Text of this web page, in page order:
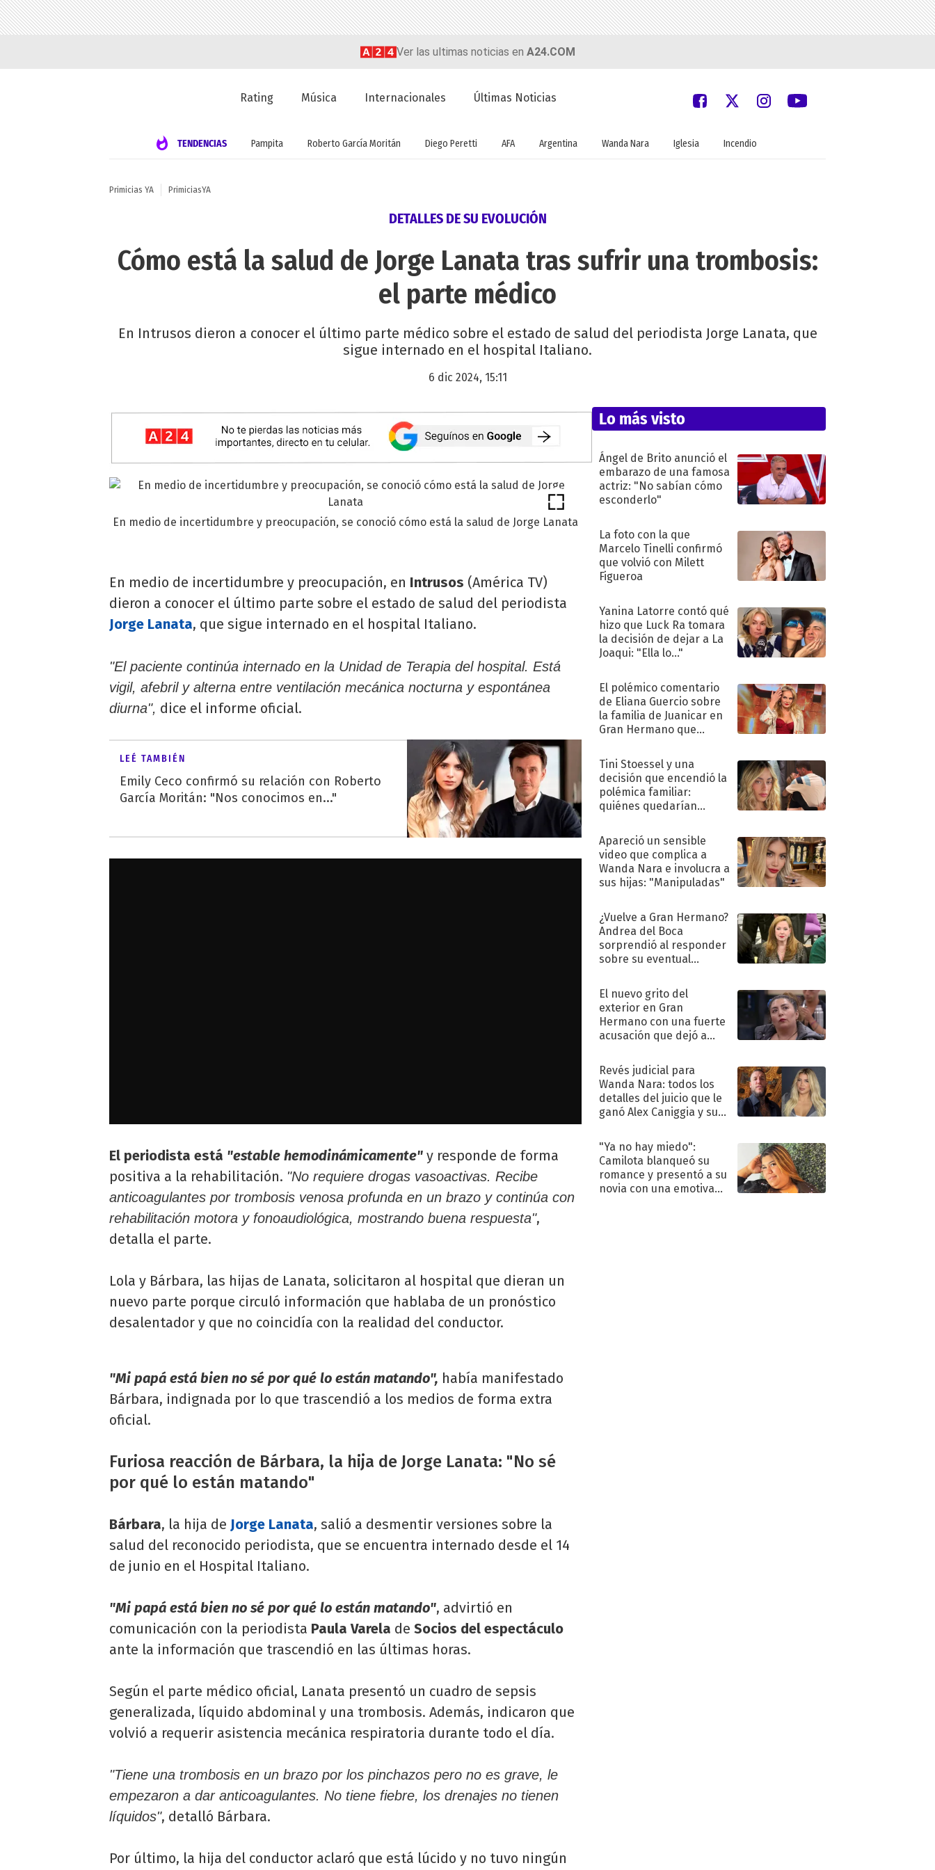
Ver las ultimas noticias en A24.COM
Rating Música Internacionales Últimas Noticias
TENDENCIAS Pampita Roberto García Moritán Diego Peretti AFA Argentina Wanda Nara Iglesia Incendio
Primicias YA PrimiciasYA
DETALLES DE SU EVOLUCIÓN
Cómo está la salud de Jorge Lanata tras sufrir una trombosis:
el parte médico
En Intrusos dieron a conocer el último parte médico sobre el estado de salud del periodista Jorge Lanata, que
sigue internado en el hospital Italiano.
6 dic 2024, 15:11
En medio de incertidumbre y preocupación, se conoció cómo está la salud de Jorge Lanata
En medio de incertidumbre y preocupación, en Intrusos (América TV)
dieron a conocer el último parte sobre el estado de salud del periodista
Jorge Lanata, que sigue internado en el hospital Italiano.
"El paciente continúa internado en la Unidad de Terapia del hospital. Está
vigil, afebril y alterna entre ventilación mecánica nocturna y espontánea
diurna", dice el informe oficial.
LEÉ TAMBIÉN
Emily Ceco confirmó su relación con Roberto
García Moritán: "Nos conocimos en..."
El periodista está "estable hemodinámicamente" y responde de forma
positiva a la rehabilitación. "No requiere drogas vasoactivas. Recibe
anticoagulantes por trombosis venosa profunda en un brazo y continúa con
rehabilitación motora y fonoaudiológica, mostrando buena respuesta",
detalla el parte.
Lola y Bárbara, las hijas de Lanata, solicitaron al hospital que dieran un
nuevo parte porque circuló información que hablaba de un pronóstico
desalentador y que no coincidía con la realidad del conductor.
"Mi papá está bien no sé por qué lo están matando", había manifestado
Bárbara, indignada por lo que trascendió a los medios de forma extra
oficial.
Furiosa reacción de Bárbara, la hija de Jorge Lanata: "No sé
por qué lo están matando"
Bárbara, la hija de Jorge Lanata, salió a desmentir versiones sobre la
salud del reconocido periodista, que se encuentra internado desde el 14
de junio en el Hospital Italiano.
"Mi papá está bien no sé por qué lo están matando", advirtió en
comunicación con la periodista Paula Varela de Socios del espectáculo
ante la información que trascendió en las últimas horas.
Según el parte médico oficial, Lanata presentó un cuadro de sepsis
generalizada, líquido abdominal y una trombosis. Además, indicaron que
volvió a requerir asistencia mecánica respiratoria durante todo el día.
"Tiene una trombosis en un brazo por los pinchazos pero no es grave, le
empezaron a dar anticoagulantes. No tiene fiebre, los drenajes no tienen
líquidos", detalló Bárbara.
Por último, la hija del conductor aclaró que está lúcido y no tuvo ningún
Lo más visto
Ángel de Brito anunció el
embarazo de una famosa
actriz: "No sabían cómo
esconderlo"
La foto con la que
Marcelo Tinelli confirmó
que volvió con Milett
Figueroa
Yanina Latorre contó qué
hizo que Luck Ra tomara
la decisión de dejar a La
Joaqui: "Ella lo..."
El polémico comentario
de Eliana Guercio sobre
la familia de Juanicar en
Gran Hermano que
Tini Stoessel y una
decisión que encendió la
polémica familiar:
quiénes quedarían
Apareció un sensible
video que complica a
Wanda Nara e involucra a
sus hijas: "Manipuladas"
¿Vuelve a Gran Hermano?
Andrea del Boca
sorprendió al responder
sobre su eventual
El nuevo grito del
exterior en Gran
Hermano con una fuerte
acusación que dejó a
"Traidora"
Revés judicial para
Wanda Nara: todos los
detalles del juicio que le
ganó Alex Caniggia y sus
"Ya no hay miedo":
Camilota blanqueó su
romance y presentó a su
novia con una emotiva